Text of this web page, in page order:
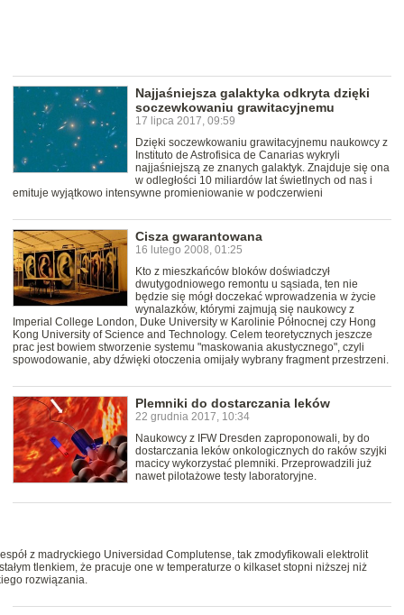
Najjaśniejsza galaktyka odkryta dzięki
soczewkowaniu grawitacyjnemu
17 lipca 2017, 09:59
Dzięki soczewkowaniu grawitacyjnemu naukowcy z
Instituto de Astrofisica de Canarias wykryli
najjaśniejszą ze znanych galaktyk. Znajduje się ona
w odległości 10 miliardów lat świetlnych od nas i
emituje wyjątkowo intensywne promieniowanie w podczerwieni
Cisza gwarantowana
16 lutego 2008, 01:25
Kto z mieszkańców bloków doświadczył
dwutygodniowego remontu u sąsiada, ten nie
będzie się mógł doczekać wprowadzenia w życie
wynalazków, którymi zajmują się naukowcy z
Imperial College London, Duke University w Karolinie Północnej czy Hong
Kong University of Science and Technology. Celem teoretycznych jeszcze
prac jest bowiem stworzenie systemu "maskowania akustycznego", czyli
spowodowanie, aby dźwięki otoczenia omijały wybrany fragment przestrzeni.
Plemniki do dostarczania leków
22 grudnia 2017, 10:34
Naukowcy z IFW Dresden zaproponowali, by do
dostarczania leków onkologicznych do raków szyjki
macicy wykorzystać plemniki. Przeprowadzili już
nawet pilotażowe testy laboratoryjne.
z madryckiego Universidad Complutense, tak zmodyfikowali elektrolit
tlenkiem, że pracuje one w temperaturze o kilkaset stopni niższej niż
rozwiązania.